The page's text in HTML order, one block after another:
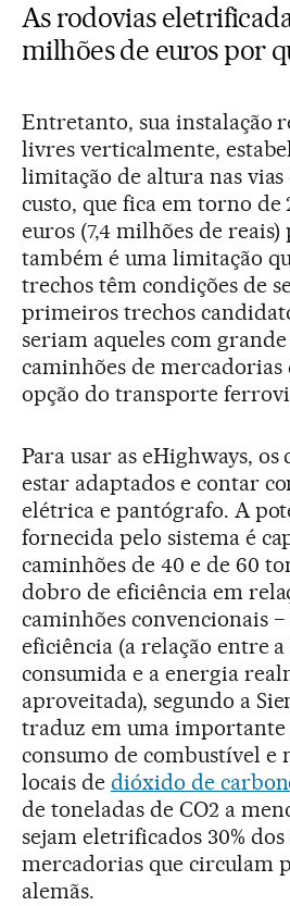
As rodovias
milhões de euros por
Entretanto, sua instalação
livres verticalmente,
limitação de altura nas vias
custo, que fica em torno de
euros (7,4 milhões de
também é uma limitação
trechos têm condições de
primeiros trechos
seriam aqueles com
caminhões de mercadorias
opção do transporte
Para usar as eHighways,
estar adaptados e contar
elétrica e pantógrafo. A
fornecida pelo sistema é
caminhões de 40 e de 60
dobro de eficiência em
caminhões convencionais −
eficiência (a relação entre
consumida e a energia
aproveitada), segundo a
traduz em uma importante
consumo de combustível e
locais de dióxido de
de toneladas de CO2 a
sejam eletrificados 30%
mercadorias que circulam
alemãs.